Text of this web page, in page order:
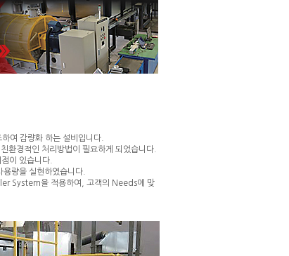
감량화 하는 설비입니다.
환경적인 처리방법이 필요하게 되었습니다.
이 있습니다.
량을 실현하였습니다.
System을 적용하여, 고객의 Needs에 맞